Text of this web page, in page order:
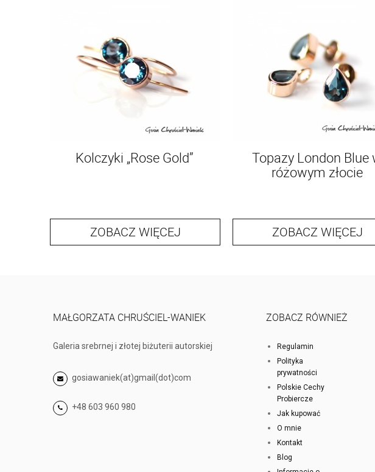
Kolczyki „Rose Gold”
ZOBACZ WIĘCEJ
Topazy London Blue
różowym złocie
ZOBACZ WIĘCEJ
MAŁGORZATA CHRUŚCIEL-WANIEK
Galeria srebrnej i złotej biżuterii autorskiej
gosiawaniek(at)gmail(dot)com
+48 603 960 980
ZOBACZ RÓWNIEŻ
Regulamin
Polityka
prywatności
Polskie Cechy
Probiercze
Jak kupować
O mnie
Kontakt
Blog